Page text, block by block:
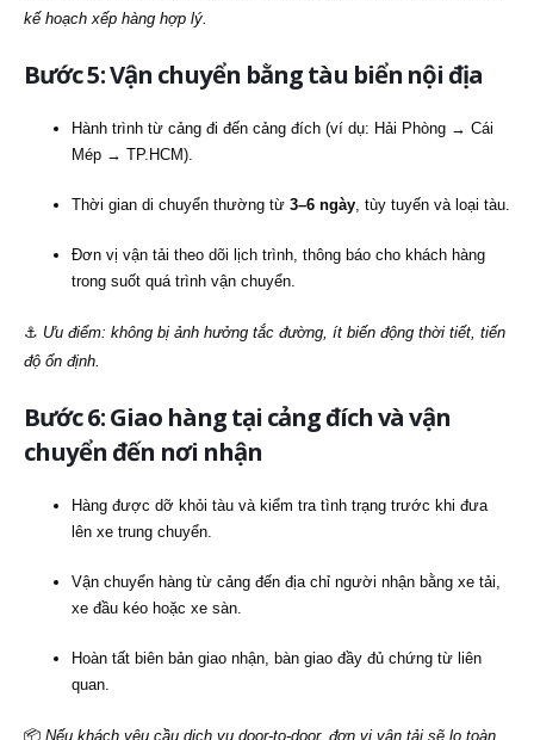
kế hoạch xếp hàng hợp lý.
Bước 5: Vận chuyển bằng tàu biển nội địa
Hành trình từ cảng đi đến cảng đích (ví dụ: Hải Phòng → Cái
Mép → TP.HCM).
Thời gian di chuyển thường từ 3–6 ngày , tùy tuyến và loại tàu.
Đơn vị vận tải theo dõi lịch trình, thông báo cho khách hàng
trong suốt quá trình vận chuyển.
⚓ Ưu điểm: không bị ảnh hưởng tắc đường, ít biến động thời tiết, tiến
độ ổn định.
Bước 6: Giao hàng tại cảng đích và vận
chuyển đến nơi nhận
Hàng được dỡ khỏi tàu và kiểm tra tình trạng trước khi đưa
lên xe trung chuyển.
Vận chuyển hàng từ cảng đến địa chỉ người nhận bằng xe tải,
xe đầu kéo hoặc xe sàn.
Hoàn tất biên bản giao nhận, bàn giao đầy đủ chứng từ liên
quan.
📦 Nếu khách yêu cầu dịch vụ door-to-door, đơn vị vận tải sẽ lo toàn